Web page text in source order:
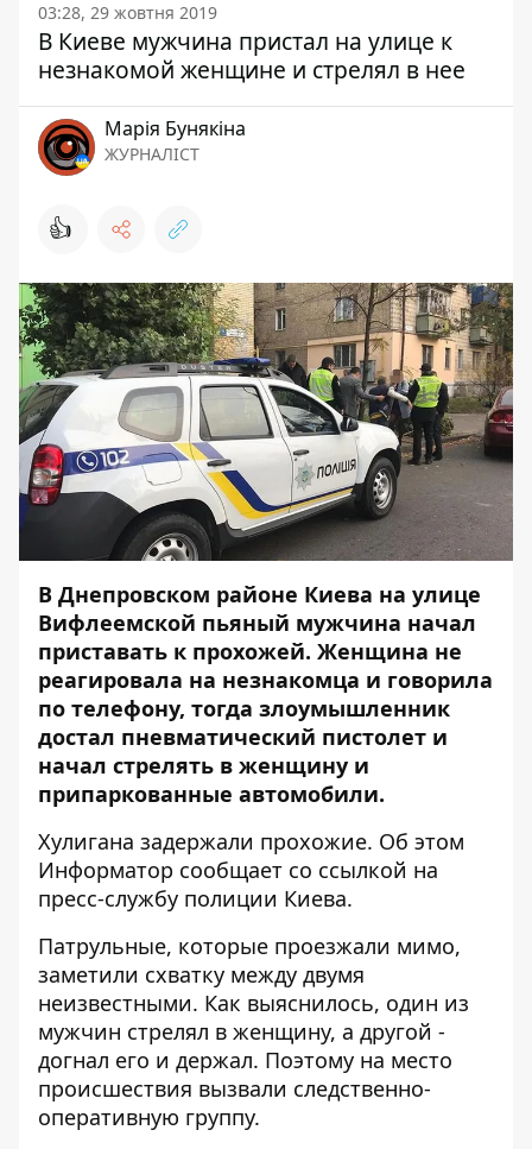
03:28, 29 жовтня 2019
В Киеве мужчина пристал на улице к
незнакомой женщине и стрелял в нее
Марія Бунякіна
ЖУРНАЛІСТ
👍
В Днепровском районе Киева на улице
Вифлеемской пьяный мужчина начал
приставать к прохожей. Женщина не
реагировала на незнакомца и говорила
по телефону, тогда злоумышленник
достал пневматический пистолет и
начал стрелять в женщину и
припаркованные автомобили.
Хулигана задержали прохожие. Об этом
Информатор сообщает со ссылкой на
пресс-службу полиции Киева.
Патрульные, которые проезжали мимо,
заметили схватку между двумя
неизвестными. Как выяснилось, один из
мужчин стрелял в женщину, а другой -
догнал его и держал. Поэтому на место
происшествия вызвали следственно-
оперативную группу.